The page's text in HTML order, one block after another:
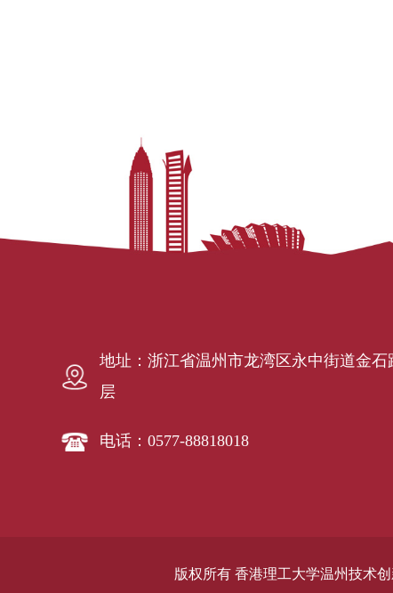
地址：浙江省温州市龙湾区永中街道金
层
电话：0577-88818018
版权所有 香港理工大学温州技术创